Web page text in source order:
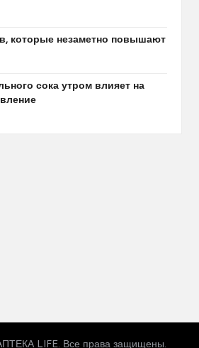
которые незаметно повышают
сока утром влияет на
LIFE. Все права защищены.